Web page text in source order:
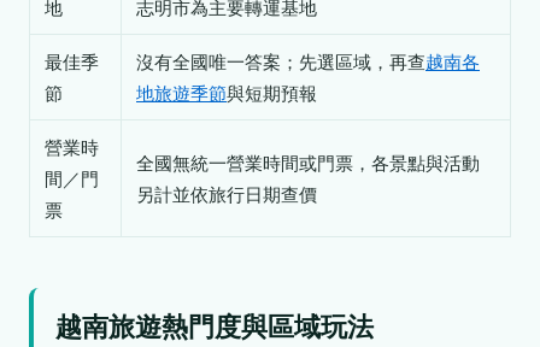
地
志明市為主要轉運基地
最佳季
節
沒有全國唯一答案；先選區域，再查越南各
地旅遊季節與短期預報
營業時
間／門
票
全國無統一營業時間或門票，各景點與活動
另計並依旅行日期查價
越南旅遊熱門度與區域玩法